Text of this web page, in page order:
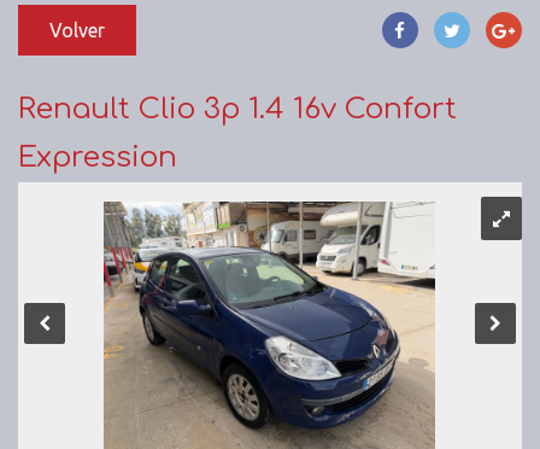
Volver
Renault Clio 3p 1.4 16v Confort
Expression